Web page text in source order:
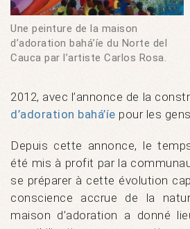
Une peinture de la maison
d’adoration bahá’íe du Norte del
Cauca par l’artiste Carlos Rosa.
2012, avec l’annonce de la
d’adoration bahá’íe pour les
Depuis cette annonce, le
été mis à profit par la
se préparer à cette évolution
conscience accrue de la
maison d’adoration a donné